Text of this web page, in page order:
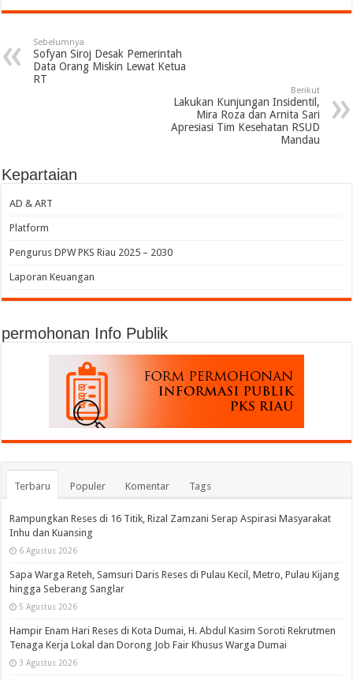
Sebelumnya
Sofyan Siroj Desak Pemerintah
Data Orang Miskin Lewat Ketua
RT
Berikut
Lakukan Kunjungan Insidentil,
Mira Roza dan Arnita Sari
Apresiasi Tim Kesehatan RSUD
Mandau
Kepartaian
AD & ART
Platform
Pengurus DPW PKS Riau 2025 – 2030
Laporan Keuangan
permohonan Info Publik
Terbaru Populer Komentar Tags
Rampungkan Reses di 16 Titik, Rizal Zamzani Serap Aspirasi Masyarakat
Inhu dan Kuansing
6 Agustus 2026
Sapa Warga Reteh, Samsuri Daris Reses di Pulau Kecil, Metro, Pulau Kijang
hingga Seberang Sanglar
5 Agustus 2026
Hampir Enam Hari Reses di Kota Dumai, H. Abdul Kasim Soroti Rekrutmen
Tenaga Kerja Lokal dan Dorong Job Fair Khusus Warga Dumai
3 Agustus 2026